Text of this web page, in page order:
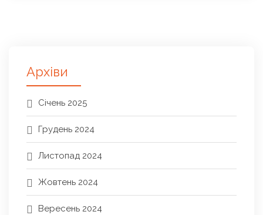
Архіви
Січень 2025
Грудень 2024
Листопад 2024
Жовтень 2024
Вересень 2024